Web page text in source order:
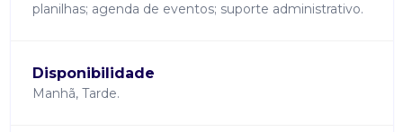
planilhas; agenda de eventos; suporte administrativo.
Disponibilidade
Manhã, Tarde.